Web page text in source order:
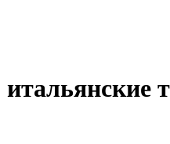
итальянские